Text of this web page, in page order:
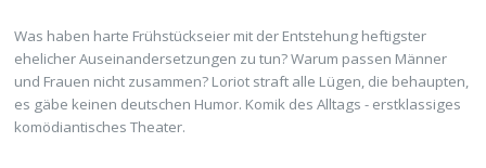
Was haben harte Frühstückseier mit der Entstehung heftigster
ehelicher Auseinandersetzungen zu tun? Warum passen Männer
und Frauen nicht zusammen? Loriot straft alle Lügen, die behaupten,
es gäbe keinen deutschen Humor. Komik des Alltags - erstklassiges
komödiantisches Theater.